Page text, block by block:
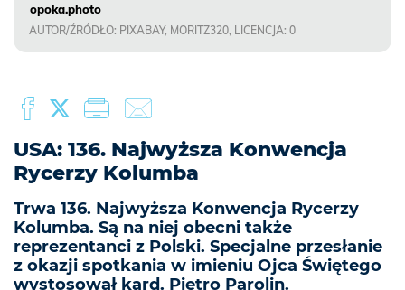
opoka.photo
AUTOR/ŹRÓDŁO: PIXABAY, MORITZ320, LICENCJA: 0
USA: 136. Najwyższa Konwencja
Rycerzy Kolumba
Trwa 136. Najwyższa Konwencja Rycerzy
Kolumba. Są na niej obecni także
reprezentanci z Polski. Specjalne przesłanie
z okazji spotkania w imieniu Ojca Świętego
wystosował kard. Pietro Parolin.